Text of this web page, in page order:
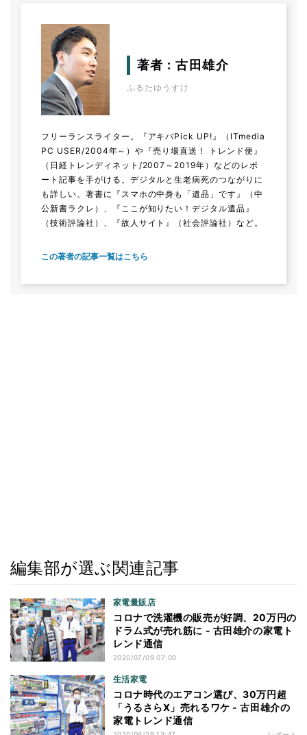
著者 : 古田雄介
ふるたゆうすけ
フリーランスライター。『アキバPick UP!』（ITmedia
PC USER/2004年～）や『売り場直送！ トレンド便』
（日経トレンディネット/2007～2019年）などのレポ
ート記事を手がける。デジタルと生老病死のつながりに
も詳しい。著書に『スマホの中身も「遺品」です』（中
公新書ラクレ）、『ここが知りたい！デジタル遺品』
（技術評論社）、『故人サイト』（社会評論社）など。
この著者の記事一覧はこちら
編集部が選ぶ関連記事
家電量販店
コロナで洗濯機の販売が好調、20万円の
ドラム式が売れ筋に - 古田雄介の家電ト
レンド通信
2020/07/09 07:00
生活家電
コロナ時代のエアコン選び、30万円超
「うるさらX」売れるワケ - 古田雄介の
家電トレンド通信